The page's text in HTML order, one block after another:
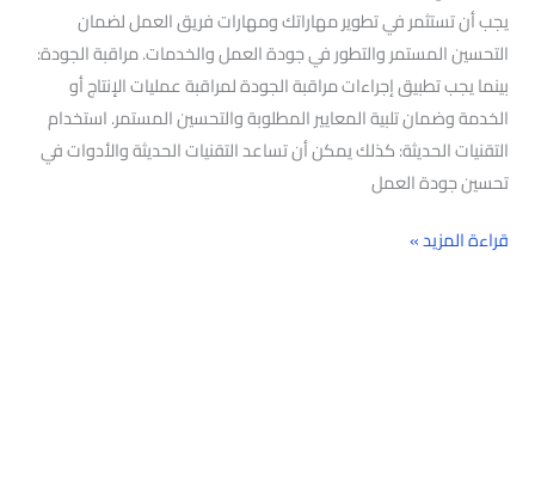
يجب أن تستثمر في تطوير مهاراتك ومهارات فريق العمل لضمان
التحسين المستمر والتطور في جودة العمل والخدمات. مراقبة الجودة:
بينما يجب تطبيق إجراءات مراقبة الجودة لمراقبة عمليات الإنتاج أو
الخدمة وضمان تلبية المعايير المطلوبة والتحسين المستمر. استخدام
التقنيات الحديثة: كذلك يمكن أن تساعد التقنيات الحديثة والأدوات في
تحسين جودة العمل
قراءة المزيد »